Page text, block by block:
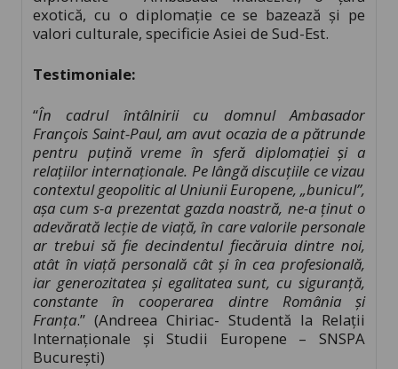
exotică, cu o diplomație ce se bazează și pe
valori culturale, specificie Asiei de Sud-Est.
Testimoniale:
“În cadrul întâlnirii cu domnul Ambasador
François Saint-Paul, am avut ocazia de a pătrunde
pentru puțină vreme în sferă diplomației și a
relațiilor internaționale. Pe lângă discuțiile ce vizau
contextul geopolitic al Uniunii Europene, „bunicul”,
așa cum s-a prezentat gazda noastră, ne-a ținut o
adevărată lecție de viață, în care valorile personale
ar trebui să fie decindentul fiecăruia dintre noi,
atât în viață personală cât și în cea profesională,
iar generozitatea și egalitatea sunt, cu siguranță,
constante în cooperarea dintre România și
Franța.” (Andreea Chiriac- Studentă la Relații
Internaționale și Studii Europene – SNSPA
București)